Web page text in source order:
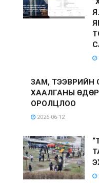
ЗАМ, ТЭЭВРИЙН
ХААЛГАНЫ
ОРОЛЦЛОО
2026-06-12